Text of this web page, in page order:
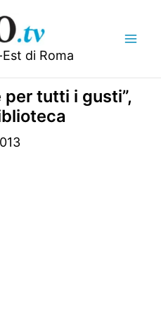
di Roma
per tutti i gusti”,